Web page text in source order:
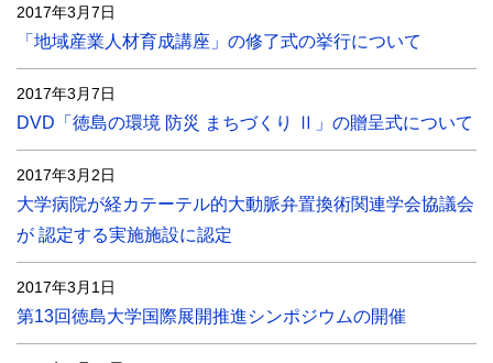
2017年3月7日
「地域産業人材育成講座」の修了式の挙行について
2017年3月7日
DVD「徳島の環境 防災 まちづくり Ⅱ」の贈呈式について
2017年3月2日
大学病院が経カテーテル的大動脈弁置換術関連学会協議会
が 認定する実施施設に認定
2017年3月1日
第13回徳島大学国際展開推進シンポジウムの開催